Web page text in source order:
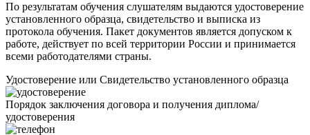
По результатам обучения слушателям выдаются удостоверение
установленного образца, свидетельство и выписка из
протокола обучения. Пакет документов является допуском к
работе, действует по всей территории России и принимается
всеми работодателями страны.
Удостоверение или Свидетельство установленного образца
Порядок заключения договора и получения диплома/
удостоверения